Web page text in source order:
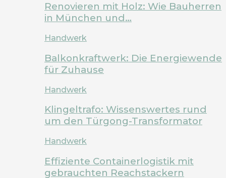
Renovieren mit Holz: Wie Bauherren
in München und…
Handwerk
Balkonkraftwerk: Die Energiewende
für Zuhause
Handwerk
Klingeltrafo: Wissenswertes rund
um den Türgong-Transformator
Handwerk
Effiziente Containerlogistik mit
gebrauchten Reachstackern